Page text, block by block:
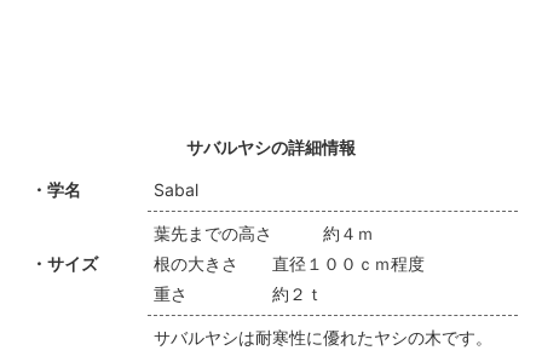
サバルヤシの詳細情報
・学名 Sabal
・サイズ
葉先までの高さ 約４ｍ
根の大きさ 直径１００ｃｍ程度
重さ 約２ｔ
サバルヤシは耐寒性に優れたヤシの木です。